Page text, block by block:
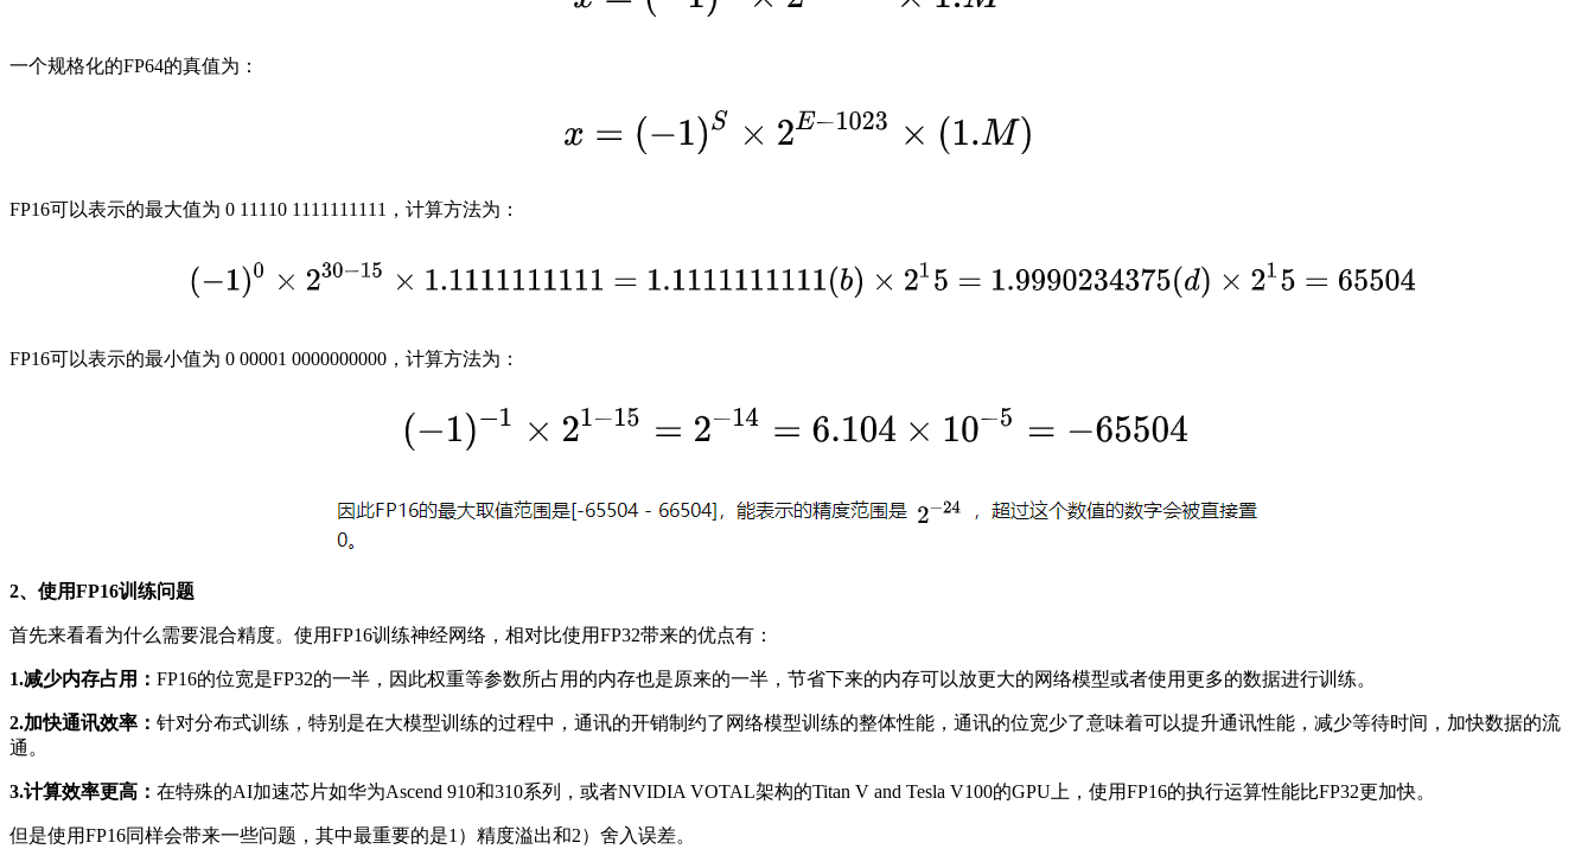
一个规格化的FP64的真值为：
FP16可以表示的最大值为 0 11110 1111111111，计算方法为：
FP16可以表示的最小值为 0 00001 0000000000，计算方法为：
2、使用FP16训练问题
首先来看看为什么需要混合精度。使用FP16训练神经网络，相对比使用FP32带来的优点有：
1.减少内存占用： FP16的位宽是FP32的一半，因此权重等参数所占用的内存也是原来的一半，节省下来的内存可以放更大的网络模型或者使用更多的数据进行训练。
2.加快通讯效率： 针对分布式训练，特别是在大模型训练的过程中，通讯的开销制约了网络模型训练的整体性能，通讯的位宽少了意味着可以提升通讯性能，减少等待时间，加快数据的流
通。
3.计算效率更高： 在特殊的AI加速芯片如华为Ascend 910和310系列，或者NVIDIA VOTAL架构的Titan V and Tesla V100的GPU上，使用FP16的执行运算性能比FP32更加快。
但是使用FP16同样会带来一些问题，其中最重要的是1）精度溢出和2）舍入误差。